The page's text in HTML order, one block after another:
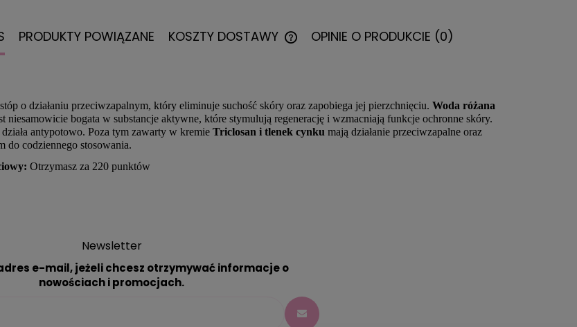
PRODUKTY POWIĄZANE KOSZTY DOSTAWY OPINIE O PRODUKCIE (0)
o działaniu przeciwzapalnym, który eliminuje suchość skóry oraz zapobiega jej pierzchnięciu. Woda różana
niesamowicie bogata w substancje aktywne, które stymulują regenerację i wzmacniają funkcje ochronne skóry.
działa antypotowo. Poza tym zawarty w kremie Triclosan i tlenek cynku mają działanie przeciwzapalne oraz
do codziennego stosowania.
Otrzymasz za 220 punktów
Newsletter
e-mail, jeżeli chcesz otrzymywać informacje o
nowościach i promocjach.